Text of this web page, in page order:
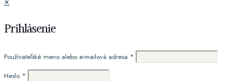
✕
Prihlásenie
Používateľské meno alebo e-mailová adresa *
Heslo *